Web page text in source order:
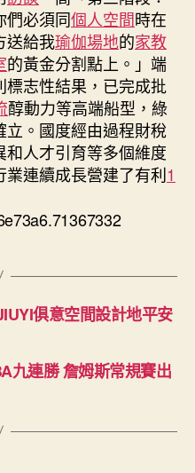
們必須同個人空間時在
送給我瑜伽場地的家教
的黃金分割點上。」端
志性結果，已完成批
醇動力等高端船型，綠
。國度經由過程財稅
人才引育等多個維度
連續成長營建了有利1
俱意空間設計地平安
九連勝 詹姆斯常規賽出